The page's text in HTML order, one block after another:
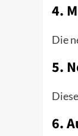
4.
Die
5.
6.